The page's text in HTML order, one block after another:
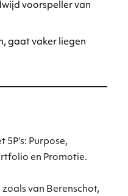
voorspeller van
gaat vaker liegen
Purpose,
en Promotie.
van Berenschot,